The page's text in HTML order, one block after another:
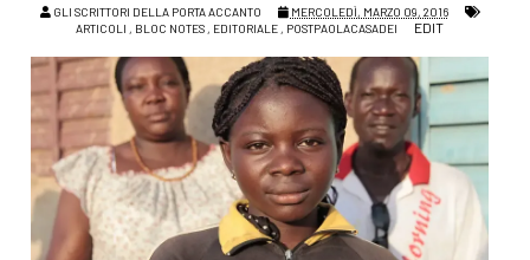
GLI SCRITTORI DELLA PORTA ACCANTO
MERCOLEDÌ, MARZO 09, 2016
ARTICOLI , BLOC NOTES , EDITORIALE , POSTPAOLACASADEI EDIT